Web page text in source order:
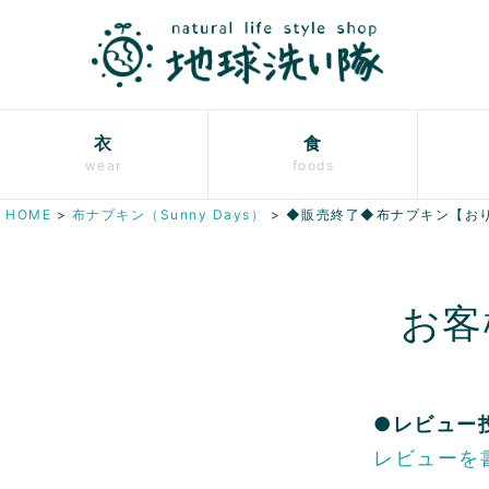
衣
wear
食
foods
HOME 布ナプキン（Sunny Days） ◆販売終了◆布ナプキン【お
お
●レビュー
レビュー